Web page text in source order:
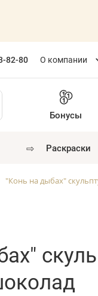
82-80 О компании
Бонусы
⇨ раскраски
"Конь на дыбах"